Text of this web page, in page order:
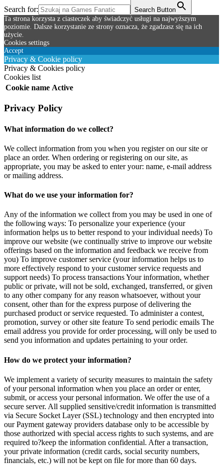
Search for:
Search Button
Ta strona korzysta z ciasteczek aby świadczyć usługi na najwyższym
poziomie. Dalsze korzystanie ze strony oznacza, że zgadzasz się na ich
użycie.
Cookies settings
Accept
Privacy & Cookie policy
Privacy & Cookies policy
Cookies list
Cookie name Active
Privacy Policy
What information do we collect?
We collect information from you when you register on our site or
place an order. When ordering or registering on our site, as
appropriate, you may be asked to enter your: name, e-mail address
or mailing address.
What do we use your information for?
Any of the information we collect from you may be used in one of
the following ways: To personalize your experience (your
information helps us to better respond to your individual needs) To
improve our website (we continually strive to improve our website
offerings based on the information and feedback we receive from
you) To improve customer service (your information helps us to
more effectively respond to your customer service requests and
support needs) To process transactions Your information, whether
public or private, will not be sold, exchanged, transferred, or given
to any other company for any reason whatsoever, without your
consent, other than for the express purpose of delivering the
purchased product or service requested. To administer a contest,
promotion, survey or other site feature To send periodic emails The
email address you provide for order processing, will only be used to
send you information and updates pertaining to your order.
How do we protect your information?
We implement a variety of security measures to maintain the safety
of your personal information when you place an order or enter,
submit, or access your personal information. We offer the use of a
secure server. All supplied sensitive/credit information is transmitted
via Secure Socket Layer (SSL) technology and then encrypted into
our Payment gateway providers database only to be accessible by
those authorized with special access rights to such systems, and are
required to?keep the information confidential. After a transaction,
your private information (credit cards, social security numbers,
financials, etc.) will not be kept on file for more than 60 days.